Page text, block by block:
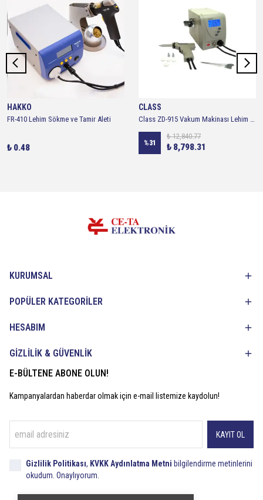
HAKKO
FR-410 Lehim Sökme ve Tamir Aleti
₺ 0.48
CLASS
Class ZD-915 Vakum Makinası Lehim Sökme İstasyonu
%31
₺ 12,840.77
₺ 8,798.31
KURUMSAL
POPÜLER KATEGORİLER
HESABIM
GİZLİLİK & GÜVENLİK
E-BÜLTENE ABONE OLUN!
Kampanyalardan haberdar olmak için e-mail listemize kaydolun!
KAYIT OL
Gizlilik Politikası, KVKK Aydınlatma Metni bilgilendirme metinlerini
okudum. Onaylıyorum.